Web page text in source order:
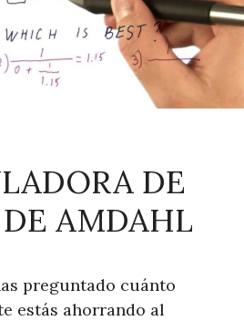
DE
AMDAHL
preguntado cuánto
estás ahorrando al